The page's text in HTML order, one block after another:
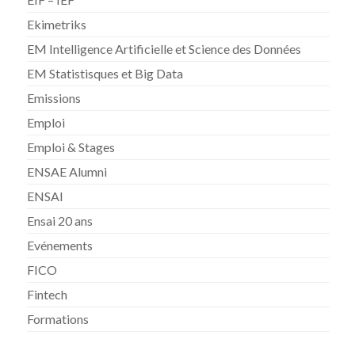
Ekimetriks
EM Intelligence Artificielle et Science des Données
EM Statistisques et Big Data
Emissions
Emploi
Emploi & Stages
ENSAE Alumni
ENSAI
Ensai 20 ans
Evénements
FICO
Fintech
Formations